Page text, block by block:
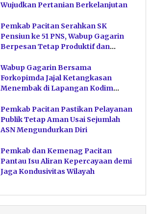
Wujudkan Pertanian Berkelanjutan
Pemkab Pacitan Serahkan SK
Pensiun ke 51 PNS, Wabup Gagarin
Berpesan Tetap Produktif dan
Wabup Gagarin Bersama
Forkopimda Jajal Ketangkasan
Menembak di Lapangan Kodim
Pemkab Pacitan Pastikan Pelayanan
Publik Tetap Aman Usai Sejumlah
ASN Mengundurkan Diri
Pemkab dan Kemenag Pacitan
Pantau Isu Aliran Kepercayaan demi
Jaga Kondusivitas Wilayah